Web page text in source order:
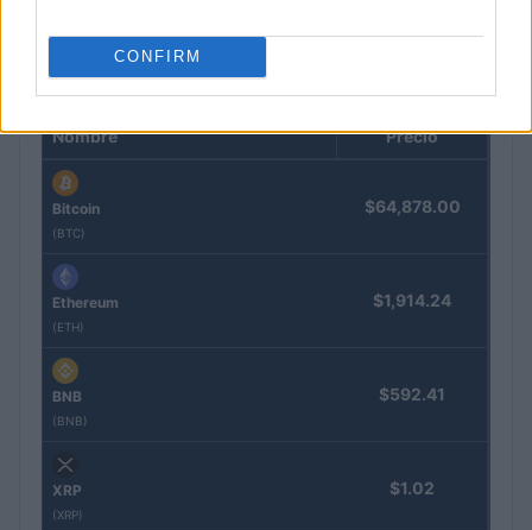
CONFIRM
COTIZACIONES CRYPTO
Nombre Precio
Bitcoin
(BTC)
$64,878.00
Ethereum
(ETH)
$1,914.24
BNB
(BNB)
$592.41
XRP
(XRP)
$1.02